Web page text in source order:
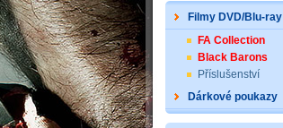
Filmy DVD/Blu-ray
FA Collection
Black Barons
Příslušenství
Dárkové poukazy